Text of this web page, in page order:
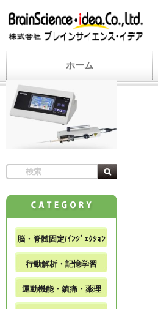
ホーム
脳・脊髄固定/ｲﾝｼﾞｪｸｼｮﾝ
行動解析・記憶学習
運動機能・鎮痛・薬理